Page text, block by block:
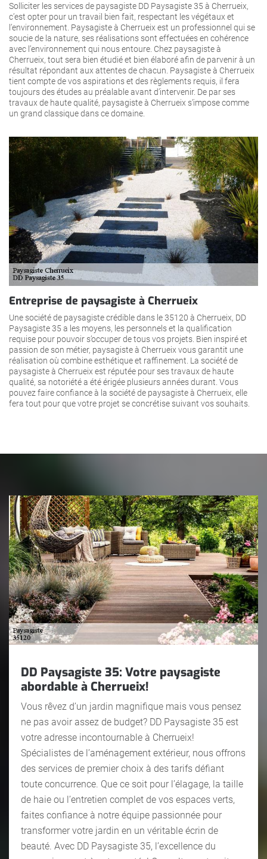
Solliciter les services de paysagiste DD Paysagiste 35 à Cherrueix,
c’est opter pour un travail bien fait, respectant les végétaux et
l’environnement. Paysagiste à Cherrueix est un professionnel qui se
soucie de la nature, ses réalisations sont effectuées en cohérence
avec l’environnement qui nous entoure. Chez paysagiste à
Cherrueix, tout sera bien étudié et bien élaboré afin de parvenir à un
résultat répondant aux attentes de chacun. Paysagiste à Cherrueix
tient compte de vos aspirations et des règlements requis, il fera
toujours des études au préalable avant d’intervenir. De par ses
travaux de haute qualité, paysagiste à Cherrueix s’impose comme
un grand classique dans ce domaine.
Entreprise de paysagiste à Cherrueix
Une société de paysagiste crédible dans le 35120 à Cherrueix, DD
Paysagiste 35 a les moyens, les personnels et la qualification
requise pour pouvoir s’occuper de tous vos projets. Bien inspiré et
passion de son métier, paysagiste à Cherrueix vous garantit une
réalisation où combine esthétique et raffinement. La société de
paysagiste à Cherrueix est réputée pour ses travaux de haute
qualité, sa notoriété a été érigée plusieurs années durant. Vous
pouvez faire confiance à la société de paysagiste à Cherrueix, elle
fera tout pour que votre projet se concrétise suivant vos souhaits.
DD Paysagiste 35: Votre paysagiste
abordable à Cherrueix!
Vous rêvez d’un jardin magnifique mais vous pensez
ne pas avoir assez de budget? DD Paysagiste 35 est
votre adresse incontournable à Cherrueix!
Spécialistes de l’aménagement extérieur, nous offrons
des services de premier choix à des tarifs défiant
toute concurrence. Que ce soit pour l’élagage, la taille
de haie ou l’entretien complet de vos espaces verts,
faites confiance à notre équipe passionnée pour
transformer votre jardin en un véritable écrin de
beauté. Avec DD Paysagiste 35, l’excellence du